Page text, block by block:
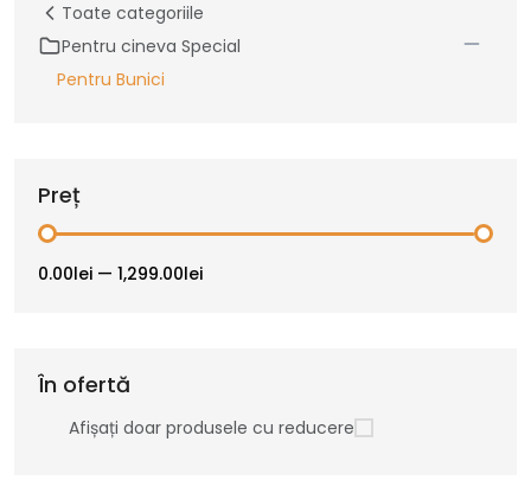
Toate categoriile
Pentru cineva Special
Pentru Bunici
Preț
0.00lei — 1,299.00lei
În ofertă
Afișați doar produsele cu reducere